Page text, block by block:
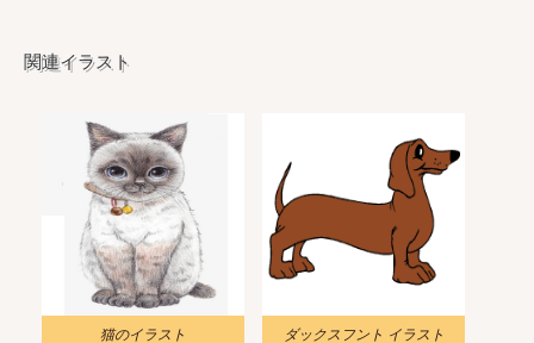
関連イラスト
猫のイラスト ダックスフント イラスト